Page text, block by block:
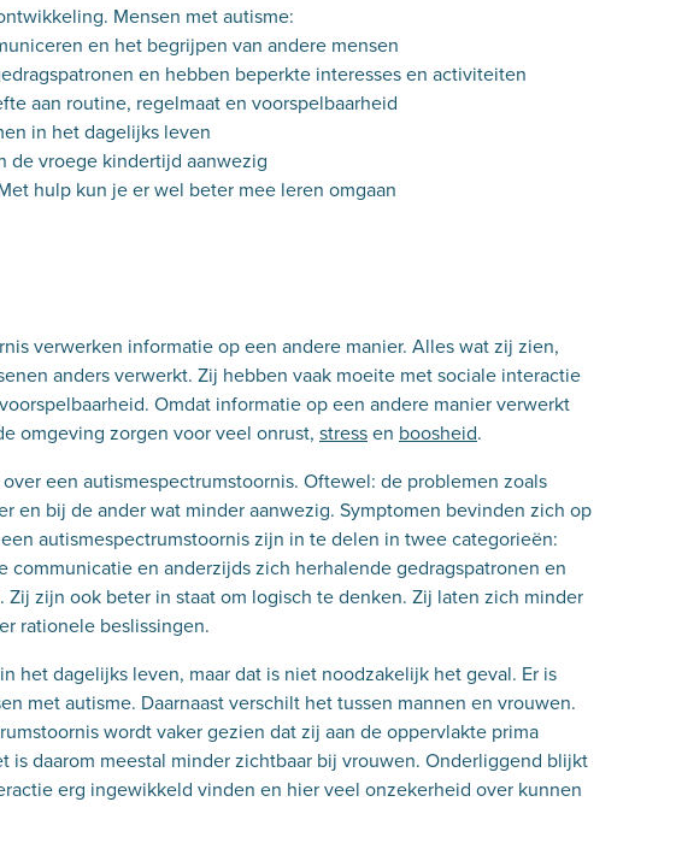
Mensen met autisme:
en het begrijpen van andere mensen
en hebben beperkte interesses en activiteiten
aan routine, regelmaat en voorspelbaarheid
in het dagelijks leven
de vroege kindertijd aanwezig
hulp kun je er wel beter mee leren omgaan
verwerken informatie op een andere manier. Alles wat zij zien,
anders verwerkt. Zij hebben vaak moeite met sociale interactie
Omdat informatie op een andere manier verwerkt
omgeving zorgen voor veel onrust, stressen boosheid.
een autismespectrumstoornis. Oftewel: de problemen zoals
en bij de ander wat minder aanwezig. Symptomen bevinden zich op
autismespectrumstoornis zijn in te delen in twee categorieën:
communicatie en anderzijds zich herhalende gedragspatronen en
zijn ook beter in staat om logisch te denken. Zij laten zich minder
rationele beslissingen.
het dagelijks leven, maar dat is niet noodzakelijk het geval. Er is
met autisme. Daarnaast verschilt het tussen mannen en vrouwen.
wordt vaker gezien dat zij aan de oppervlakte prima
is daarom meestal minder zichtbaar bij vrouwen. Onderliggend blijkt
erg ingewikkeld vinden en hier veel onzekerheid over kunnen